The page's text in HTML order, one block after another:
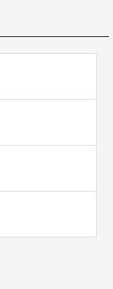
Ajuda